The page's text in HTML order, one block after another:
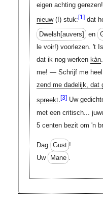
eigen achting
nieuw(!) stuk:[1]dat
Dwelsh[auvers]
en
le voir!) voorlezen. 't
dat ik nog werken kàn
me! — Schrijf me heel
zend me dadelijk, dat
spreekt.[3]Uw
met een critisch...
5 centen bezit om 'n
Dag Gust !
Uw
Mane .